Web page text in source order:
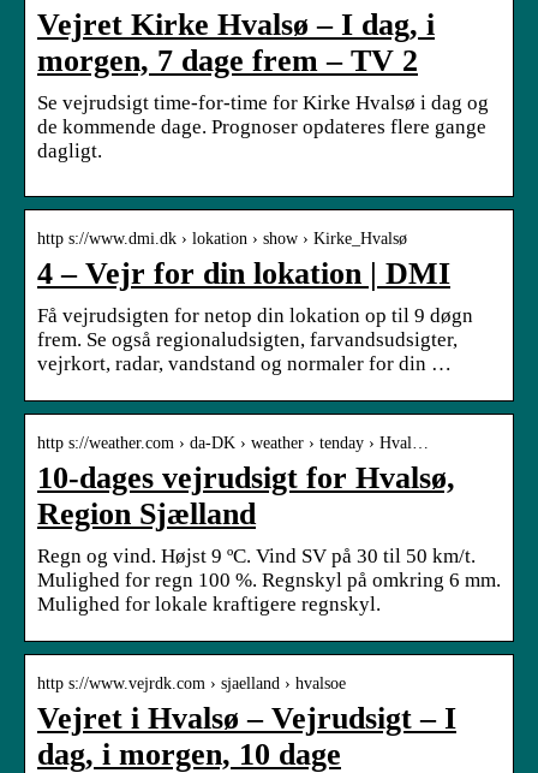
Vejret Kirke Hvalsø – I dag, i
morgen, 7 dage frem – TV 2
Se vejrudsigt time-for-time for Kirke Hvalsø i dag og
de kommende dage. Prognoser opdateres flere gange
dagligt.
http s://www.dmi.dk › lokation › show › Kirke_Hvalsø
4 – Vejr for din lokation | DMI
Få vejrudsigten for netop din lokation op til 9 døgn
frem. Se også regionaludsigten, farvandsudsigter,
vejrkort, radar, vandstand og normaler for din …
http s://weather.com › da-DK › weather › tenday › Hval…
10-dages vejrudsigt for Hvalsø,
Region Sjælland
Regn og vind. Højst 9 ºC. Vind SV på 30 til 50 km/t.
Mulighed for regn 100 %. Regnskyl på omkring 6 mm.
Mulighed for lokale kraftigere regnskyl.
http s://www.vejrdk.com › sjaelland › hvalsoe
Vejret i Hvalsø – Vejrudsigt – I
dag, i morgen, 10 dage